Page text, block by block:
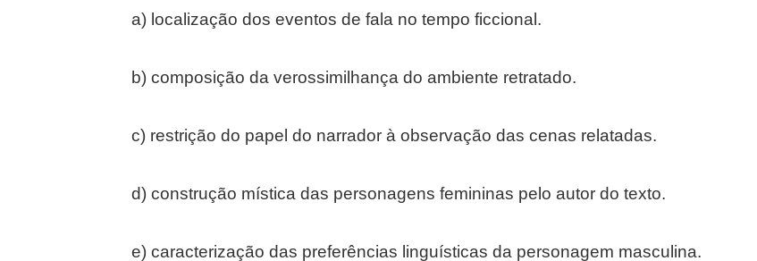
a) localização dos eventos de fala no tempo ficcional.
b) composição da verossimilhança do ambiente retratado.
c) restrição do papel do narrador à observação das cenas relatadas.
d) construção mística das personagens femininas pelo autor do texto.
e) caracterização das preferências linguísticas da personagem masculina.